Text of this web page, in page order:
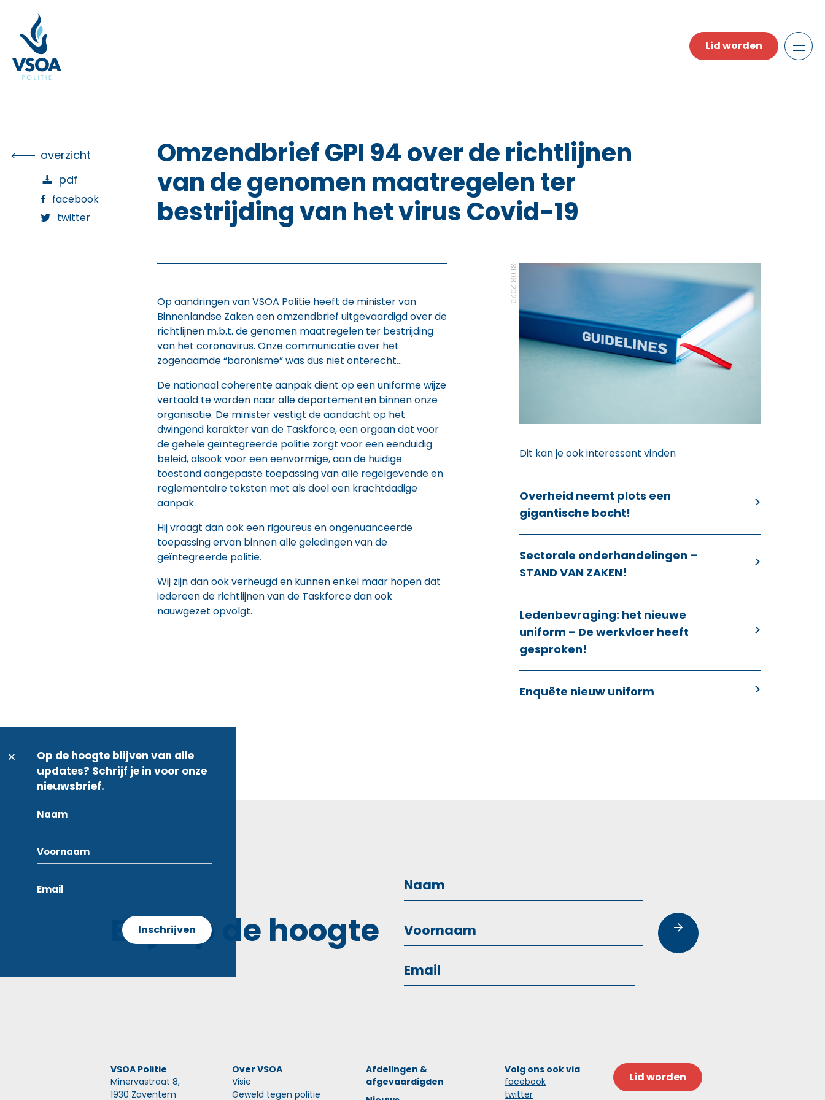
content
Lid worden
overzicht
pdf
facebook
twitter
Omzendbrief GPI 94 over de richtlijnen
van de genomen maatregelen ter
bestrijding van het virus Covid-19
Op aandringen van VSOA Politie heeft de minister van
Binnenlandse Zaken een omzendbrief uitgevaardigd over de
richtlijnen m.b.t. de genomen maatregelen ter bestrijding
van het coronavirus. Onze communicatie over het
zogenaamde “baronisme” was dus niet onterecht…
De nationaal coherente aanpak dient op een uniforme wijze
vertaald te worden naar alle departementen binnen onze
organisatie. De minister vestigt de aandacht op het
dwingend karakter van de Taskforce, een orgaan dat voor
de gehele geïntegreerde politie zorgt voor een eenduidig
beleid, alsook voor een eenvormige, aan de huidige
toestand aangepaste toepassing van alle regelgevende en
reglementaire teksten met als doel een krachtdadige
aanpak.
Hij vraagt dan ook een rigoureus en ongenuanceerde
toepassing ervan binnen alle geledingen van de
geïntegreerde politie.
Wij zijn dan ook verheugd en kunnen enkel maar hopen dat
iedereen de richtlijnen van de Taskforce dan ook
nauwgezet opvolgt.
31.03.2020
Dit kan je ook interessant vinden
Overheid neemt plots een
gigantische bocht!
Sectorale onderhandelingen –
STAND VAN ZAKEN!
Ledenbevraging: het nieuwe
uniform – De werkvloer heeft
gesproken!
Enquête nieuw uniform
Blijf op de hoogte
VSOA Politie
Minervastraat 8,
1930 Zaventem
Over VSOA
Visie
Geweld tegen politie
Afdelingen &
afgevaardigden
Volg ons ook via
facebook
twitter
Lid worden
Op de hoogte blijven van alle
updates? Schrijf je in voor onze
nieuwsbrief.